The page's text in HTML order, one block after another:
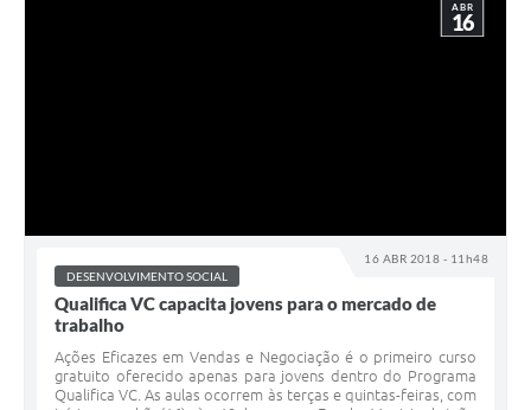
16 ABR 2018 - 11h48
ABR
16
DESENVOLVIMENTO SOCIAL
Qualifica VC capacita jovens para o mercado de
trabalho
Ações Eficazes em Vendas e Negociação é o primeiro curso
gratuito oferecido apenas para jovens dentro do Programa
Qualifica VC. As aulas ocorrem às terças e quintas-feiras, com